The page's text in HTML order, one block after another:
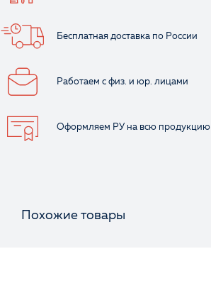
Бесплатная доставка по России
Работаем с физ. и юр. лицами
Оформляем РУ на всю продукцию
Похожие товары